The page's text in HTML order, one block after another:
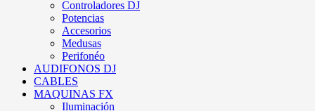
Controladores DJ
Potencias
Accesorios
Medusas
Perifonéo
AUDIFONOS DJ
CABLES
MAQUINAS FX
Iluminación